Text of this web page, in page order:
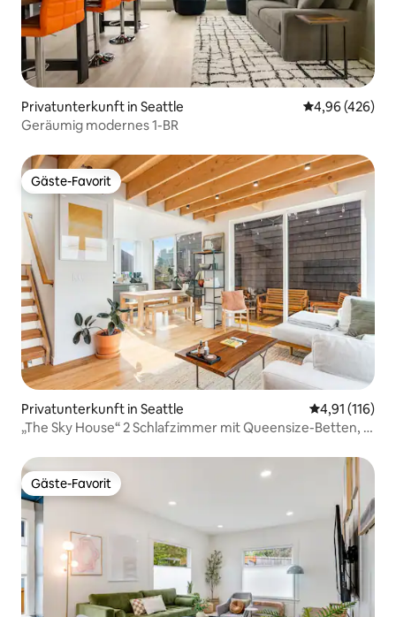
Privatunterkunft in Seattle
4,96 (426)
Geräumig modernes 1-BR
Gäste-Favorit
Gäste-Favorit
Privatunterkunft in Seattle
4,91 (116)
„The Sky House“ 2 Schlafzimmer mit Queensize-Betten, 2
Gäste-Favorit
Gäste-Favorit